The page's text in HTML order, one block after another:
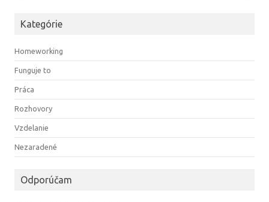
Kategórie
Homeworking
Funguje to
Práca
Rozhovory
Vzdelanie
Nezaradené
Odporúčam